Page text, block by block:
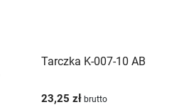
Tarczka K-007-10 AB
23,25 zł brutto